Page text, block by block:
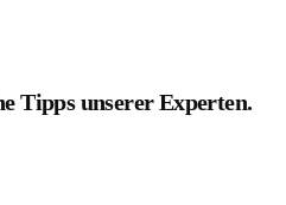
Tipps unserer Experten.